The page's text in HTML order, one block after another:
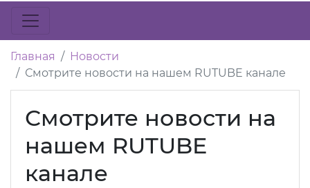
Главная
Новости
Смотрите новости на нашем RUTUBE канале
Смотрите новости на
нашем RUTUBE
канале